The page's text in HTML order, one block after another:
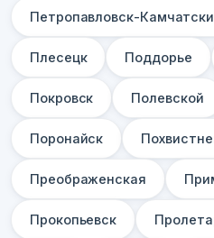
Петропавловск-
Плесецк Поддорье
Покровск Полевской
Поронайск
Преображенская
Прокопьевск